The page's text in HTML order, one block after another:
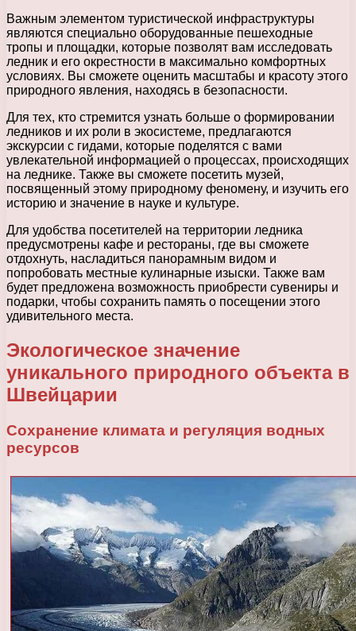
Важным элементом туристической инфраструктуры
являются специально оборудованные пешеходные
тропы и площадки, которые позволят вам исследовать
ледник и его окрестности в максимально комфортных
условиях. Вы сможете оценить масштабы и красоту этого
природного явления, находясь в безопасности.
Для тех, кто стремится узнать больше о формировании
ледников и их роли в экосистеме, предлагаются
экскурсии с гидами, которые поделятся с вами
увлекательной информацией о процессах, происходящих
на леднике. Также вы сможете посетить музей,
посвященный этому природному феномену, и изучить его
историю и значение в науке и культуре.
Для удобства посетителей на территории ледника
предусмотрены кафе и рестораны, где вы сможете
отдохнуть, насладиться панорамным видом и
попробовать местные кулинарные изыски. Также вам
будет предложена возможность приобрести сувениры и
подарки, чтобы сохранить память о посещении этого
удивительного места.
Экологическое значение
уникального природного объекта в
Швейцарии
Сохранение климата и регуляция водных
ресурсов